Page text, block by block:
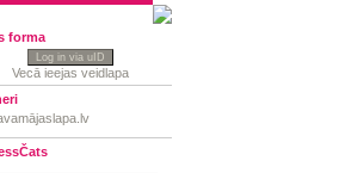
forma
Log in via uID
Vecā ieejas veidlapa